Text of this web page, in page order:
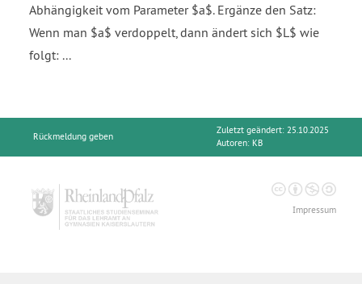
Abhängigkeit vom Parameter $a$. Ergänze den Satz:
Wenn man $a$ verdoppelt, dann ändert sich $L$ wie
folgt: ...
Rückmeldung geben
Zuletzt geändert: 25.10.2025
Autoren: KB
Impressum